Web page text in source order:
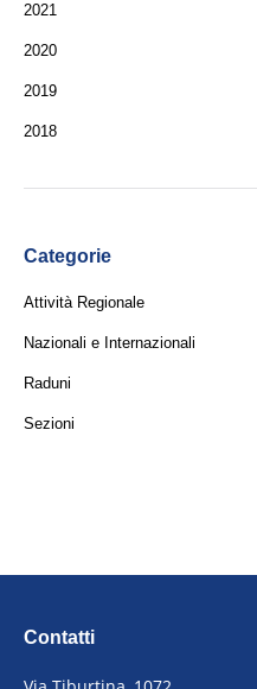
2021
2020
2019
2018
Categorie
Attività Regionale
Nazionali e Internazionali
Raduni
Sezioni
Contatti